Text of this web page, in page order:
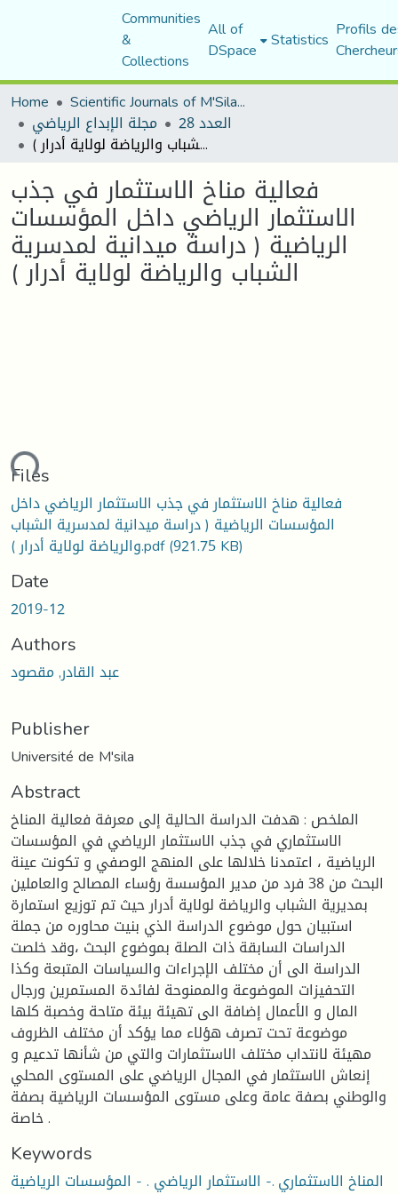
Communities
&
Collections
All of
DSpace Statistics Profils
Home
Scientific Journals of M'Sila University
مجلة الإبداع الرياضي العدد 28
فعالية مناخ الاستثمار في جذب الاستثمار الرياضي داخل المؤسسات الرياضية ( دراسة ميدانية لمدسرية الشباب والرياضة لولاية أدرار )
فعالية مناخ الاستثمار في جذب
الاستثمار الرياضي داخل المؤسسات
الرياضية ( دراسة ميدانية لمدسرية
الشباب والرياضة لولاية أدرار )
Files
فعالية مناخ الاستثمار في جذب الاستثمار الرياضي داخل
المؤسسات الرياضية ( دراسة ميدانية لمدسرية الشباب
والرياضة لولاية أدرار ).pdf(921.75 KB)
Date
2019-12
Authors
عبد القادر, مقصود
Publisher
Université de M'sila
Abstract
الملخص : هدفت الدراسة الحالية إلى معرفة فعالية المناخ
الاستثماري في جذب الاستثمار الرياضي في المؤسسات
الرياضية ، اعتمدنا خلالها على المنهج الوصفي و تكونت عينة
البحث من 38 فرد من مدير المؤسسة رؤساء المصالح والعاملين
بمديرية الشباب والرياضة لولاية أدرار حيث تم توزيع استمارة
استبيان حول موضوع الدراسة الذي بنيت محاوره من جملة
الدراسات السابقة ذات الصلة بموضوع البحث ،وقد خلصت
الدراسة الى أن مختلف الإجراءات والسياسات المتبعة وكذا
التحفيزات الموضوعة والممنوحة لفائدة المستمرين ورجال
المال و الأعمال إضافة الى تهيئة بيئة متاحة وخصبة كلها
موضوعة تحت تصرف هؤلاء مما يؤكد أن مختلف الظروف
مهيئة لانتداب مختلف الاستثمارات والتي من شأنها تدعيم و
إنعاش الاستثمار في المجال الرياضي على المستوى المحلي
والوطني بصفة عامة وعلى مستوى المؤسسات الرياضية بصفة
خاصة .
Keywords
المناخ الاستثماري .- الاستثمار الرياضي . - المؤسسات الرياضية